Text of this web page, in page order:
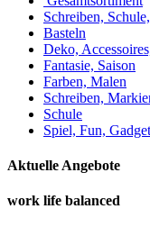
Schreiben,
Basteln
Deko,
Fantasie, Saison
Farben, Malen
Schreiben,
Schule
Spiel, Fun,
Aktuelle Angebote
work life balanced